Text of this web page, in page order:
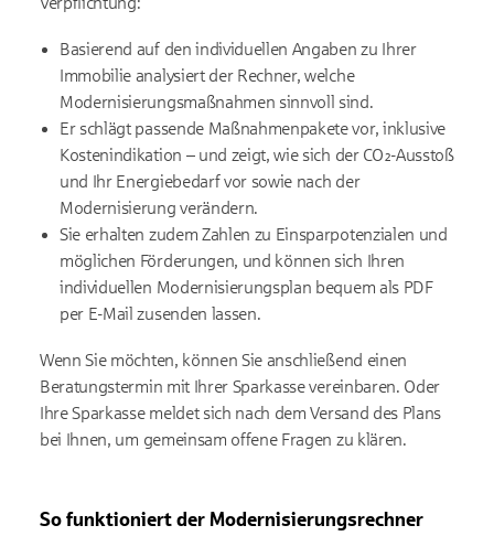
Basierend auf den individuellen Angaben zu Ihrer
Immobilie analysiert der Rechner, welche
Modernisierungsmaßnahmen sinnvoll sind.
Er schlägt passende Maßnahmenpakete vor, inklusive
Kostenindikation – und zeigt, wie sich der CO₂-Ausstoß
und Ihr Energiebedarf vor sowie nach der
Modernisierung verändern.
Sie erhalten zudem Zahlen zu Einsparpotenzialen und
möglichen Förderungen, und können sich Ihren
individuellen Modernisierungsplan bequem als PDF
per E-Mail zusenden lassen.
Wenn Sie möchten, können Sie anschließend einen
Beratungstermin mit Ihrer Sparkasse vereinbaren. Oder
Ihre Sparkasse meldet sich nach dem Versand des Plans
bei Ihnen, um gemeinsam offene Fragen zu klären.
So funktioniert der Modernisierungsrechner